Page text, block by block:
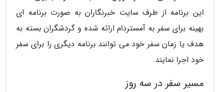
این برنامه از طرف سایت خبرنگاران به صورت برنامه ای
بهینه برای سفر به آمستردام ارائه شده و گردشگران بسته به
هدف یا زمان سفر خود می توانند برنامه دیگری را برای سفر
خود اجرا نمایند.
مسیر سفر در سه روز